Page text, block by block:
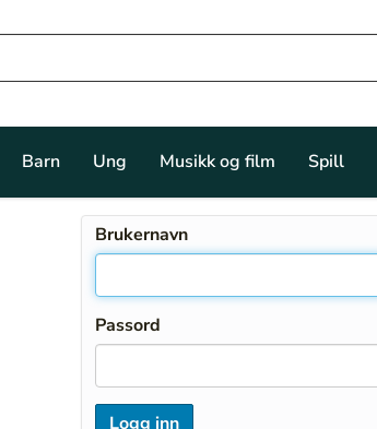
Barn Ung Musikk og film Spill
Brukernavn
Passord